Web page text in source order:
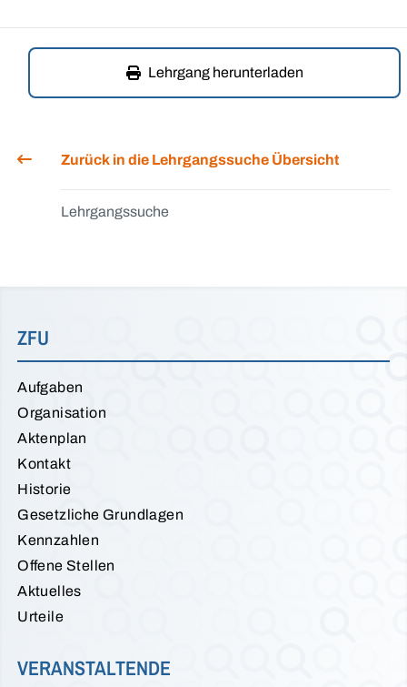
Lehrgang herunterladen
Zurück in die Lehrgangssuche Übersicht
Lehrgangssuche
ZFU
Aufgaben
Organisation
Aktenplan
Kontakt
Historie
Gesetzliche Grundlagen
Kennzahlen
Offene Stellen
Aktuelles
Urteile
VERANSTALTENDE